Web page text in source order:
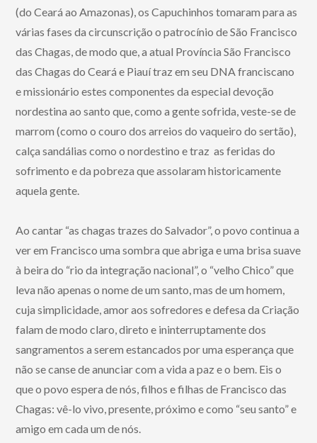
(do Ceará ao Amazonas), os Capuchinhos tomaram para as
várias fases da circunscrição o patrocínio de São Francisco
das Chagas, de modo que, a atual Província São Francisco
das Chagas do Ceará e Piauí traz em seu DNA franciscano
e missionário estes componentes da especial devoção
nordestina ao santo que, como a gente sofrida, veste-se de
marrom (como o couro dos arreios do vaqueiro do sertão),
calça sandálias como o nordestino e traz as feridas do
sofrimento e da pobreza que assolaram historicamente
aquela gente.
Ao cantar “as chagas trazes do Salvador”, o povo continua a
ver em Francisco uma sombra que abriga e uma brisa suave
à beira do “rio da integração nacional”, o “velho Chico” que
leva não apenas o nome de um santo, mas de um homem,
cuja simplicidade, amor aos sofredores e defesa da Criação
falam de modo claro, direto e ininterruptamente dos
sangramentos a serem estancados por uma esperança que
não se canse de anunciar com a vida a paz e o bem. Eis o
que o povo espera de nós, filhos e filhas de Francisco das
Chagas: vê-lo vivo, presente, próximo e como “seu santo” e
amigo em cada um de nós.